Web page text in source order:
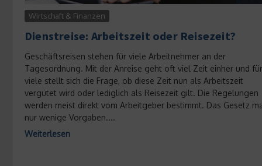
Wirtschaft & Finanzen
Dienstreise: Arbeitszeit oder Reisezeit?
Geschäftsreisen stehen für viele Arbeitnehmer an der
Tagesordnung. Mit der Anreise geht oft viel Zeit einher und für
viele stellt sich die Frage, ob diese Zeit nun als Arbeitszeit
vergütet wird oder lediglich als Reisezeit gilt. Die Regelungen
werden meist direkt vom Arbeitgeber bestimmt. Das Gesetz
nur wenige Vorgaben....
Weiterlesen